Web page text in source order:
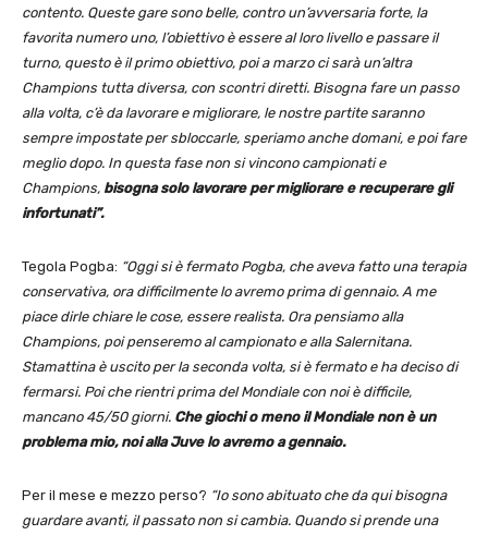
contento. Queste gare sono belle, contro un’avversaria forte, la
favorita numero uno, l’obiettivo è essere al loro livello e passare il
turno, questo è il primo obiettivo, poi a marzo ci sarà un’altra
Champions tutta diversa, con scontri diretti. Bisogna fare un passo
alla volta, c’è da lavorare e migliorare, le nostre partite saranno
sempre impostate per sbloccarle, speriamo anche domani, e poi fare
meglio dopo. In questa fase non si vincono campionati e
Champions, bisogna solo lavorare per migliorare e recuperare gli
infortunati”.
Tegola Pogba: “Oggi si è fermato Pogba, che aveva fatto una terapia
conservativa, ora difficilmente lo avremo prima di gennaio. A me
piace dirle chiare le cose, essere realista. Ora pensiamo alla
Champions, poi penseremo al campionato e alla Salernitana.
Stamattina è uscito per la seconda volta, si è fermato e ha deciso di
fermarsi. Poi che rientri prima del Mondiale con noi è difficile,
mancano 45/50 giorni. Che giochi o meno il Mondiale non è un
problema mio, noi alla Juve lo avremo a gennaio.
Per il mese e mezzo perso? “Io sono abituato che da qui bisogna
guardare avanti, il passato non si cambia. Quando si prende una